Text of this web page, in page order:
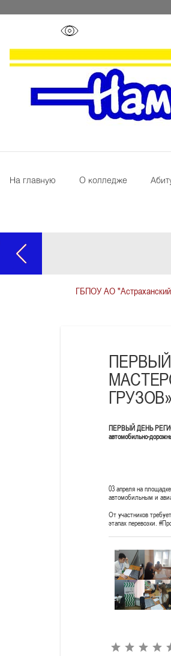
На главную О колледже
ГБПОУ АО
ГРУЗОВ»
ПЕРВЫЙ ДЕНЬ
автомобильно-
03 апреля на
автомобильным и
От участников
этапах перевозки.